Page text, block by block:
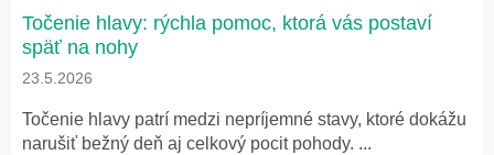
Točenie hlavy: rýchla pomoc, ktorá vás postaví
späť na nohy
23.5.2026
Točenie hlavy patrí medzi nepríjemné stavy, ktoré dokážu
narušiť bežný deň aj celkový pocit pohody. ...